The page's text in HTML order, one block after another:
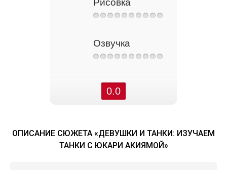
Рисовка
Озвучка
0.0
ОПИСАНИЕ СЮЖЕТА «ДЕВУШКИ И ТАНКИ: ИЗУЧАЕМ
ТАНКИ С ЮКАРИ АКИЯМОЙ»